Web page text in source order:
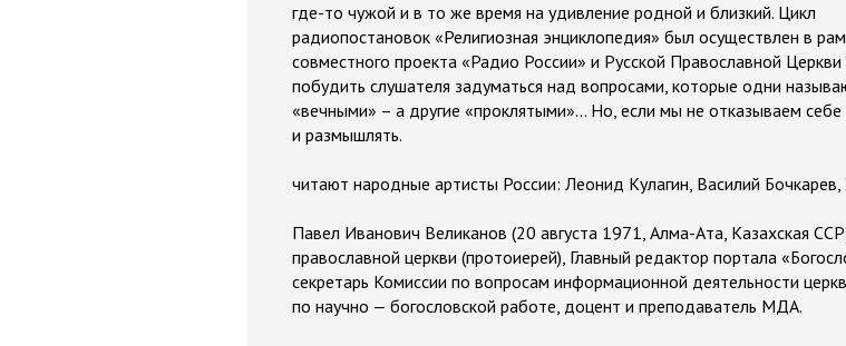
где-то чужой и в то же время на удивление родной и близкий. Цикл
радиопостановок «Религиозная энциклопедия» был осуществлен в
совместного проекта «Радио России» и Русской Православной Церкви
побудить слушателя задуматься над вопросами, которые одни
«вечными» – а другие «проклятыми»… Но, если мы не отказываем
и размышлять.
читают народные артисты России: Леонид Кулагин, Василий
Павел Иванович Великанов (20 августа 1971, Алма-Ата, Казахская
православной церкви (протоиерей), Главный редактор портала
секретарь Комиссии по вопросам информационной деятельности
по научно — богословской работе, доцент и преподаватель МДА.